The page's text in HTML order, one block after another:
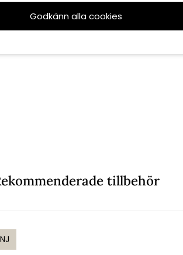
tillbehör
Godkänn alla cookies